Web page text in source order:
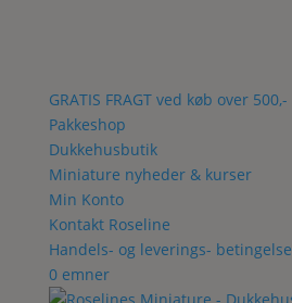
GRATIS FRAGT ved køb over
Pakkeshop
Dukkehusbutik
Miniature nyheder & kurser
Min Konto
Kontakt Roseline
Handels- og leverings-
0 emner